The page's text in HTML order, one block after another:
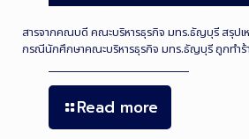
สารจากคณบดี คณะบริหารธุรกิจ มทร.ธัญบุรี สรุปเ
กรณีนักศึกษาคณะบริหารธุรกิจ มทร.ธัญบุรี ถูกทำร้
Read more